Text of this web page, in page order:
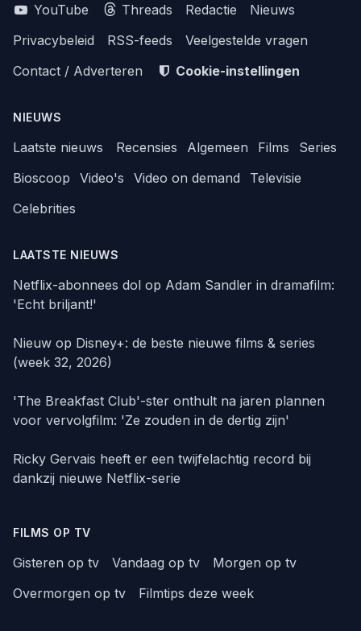
YouTube
Threads Redactie
Nieuws
Privacybeleid
RSS-feeds
Veelgestelde vragen
Contact / Adverteren
Cookie-instellingen
NIEUWS
Laatste nieuws Recensies Algemeen Films
Series
Bioscoop
Video's Video on demand
Televisie
Celebrities
LAATSTE NIEUWS
Netflix-abonnees dol op Adam Sandler in dramafilm:
'Echt briljant!'
Nieuw op Disney+: de beste nieuwe films & series
(week 32, 2026)
'The Breakfast Club'-ster onthult na jaren plannen
voor vervolgfilm: 'Ze zouden in de dertig zijn'
Ricky Gervais heeft er een twijfelachtig record bij
dankzij nieuwe Netflix-serie
FILMS OP TV
Gisteren op tv Vandaag op tv
Morgen op tv
Overmorgen op tv
Filmtips deze week